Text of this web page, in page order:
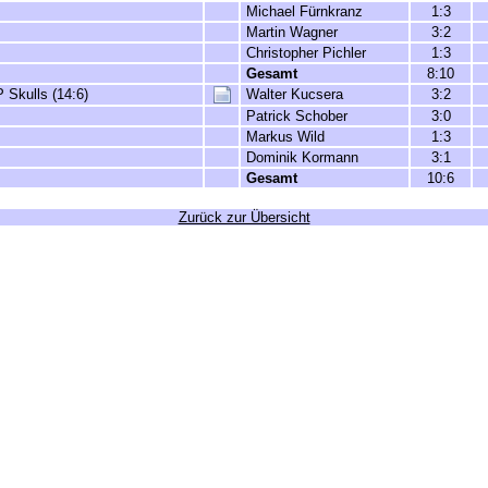
Michael Fürnkranz
1:3
Martin Wagner
3:2
Christopher Pichler
1:3
Gesamt
8:10
Skulls (14:6) Walter Kucsera 3:2
Patrick Schober
3:0
Markus Wild
1:3
Dominik Kormann
3:1
Gesamt
10:6
Zurück zur Übersicht